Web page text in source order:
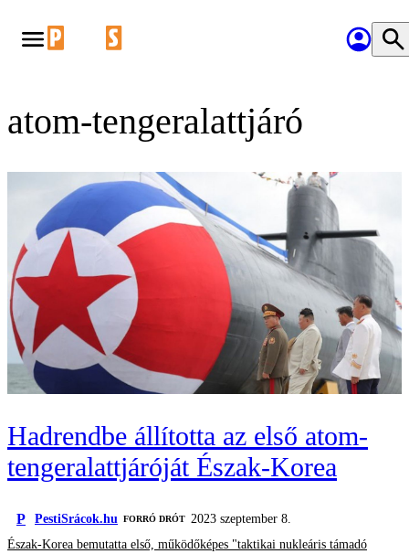
atom-tengeralattjáró
Hadrendbe állította az első atom-
tengeralattjáróját Észak-Korea
P PestiSrácok.hu FORRÓ DRÓT 2023 szeptember 8.
Észak-Korea bemutatta első, működőképes "taktikai nukleáris támadó